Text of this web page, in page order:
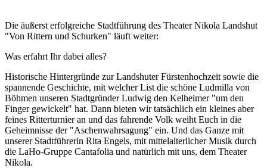
Die äußerst erfolgreiche Stadtführung des Theater Nikola Landshut
"Von Rittern und Schurken" läuft weiter:
Was erfahrt Ihr dabei alles?
Historische Hintergründe zur Landshuter Fürstenhochzeit sowie die
spannende Geschichte, mit welcher List die schöne Ludmilla von
Böhmen unseren Stadtgründer Ludwig den Kelheimer "um den
Finger gewickelt" hat. Dann bieten wir tatsächlich ein kleines aber
feines Ritterturnier an und das fahrende Volk weiht Euch in die
Geheimnisse der "Aschenwahrsagung" ein. Und das Ganze mit
unserer Stadtführerin Rita Engels, mit mittelalterlicher Musik durch
die LaHo-Gruppe Cantafolia und natürlich mit uns, dem Theater
Nikola.